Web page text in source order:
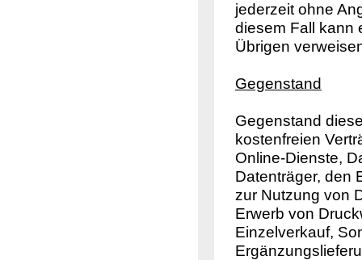
jederzeit ohne
diesem Fall kann
Übrigen
Gegenstand
Gegenstand
kostenfreien
Online-Dienste,
Datenträger, den
zur Nutzung von
Erwerb von
Einzelverkauf,